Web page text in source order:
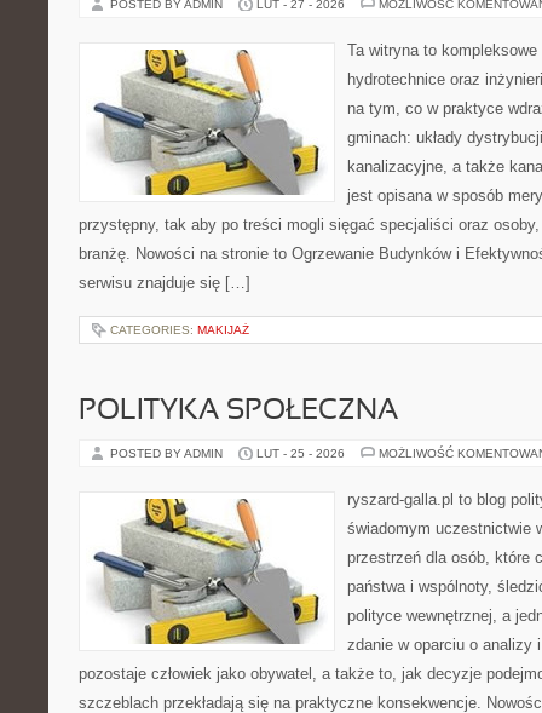
POSTED BY ADMIN LUT - 27 - 2026 MOŻLIWOŚĆ
Ta witryna to
hydrotechnice oraz
na tym, co w praktyce
gminach: układy
kanalizacyjne, a także
jest opisana w sposób
przystępny, tak aby po treści mogli sięgać specjaliści oraz
branżę. Nowości na stronie to Ogrzewanie Budynków i
serwisu znajduje się […]
CATEGORIES: MAKIJAŻ
POLITYKA SPOŁECZNA
POSTED BY ADMIN LUT - 25 - 2026 MOŻLIWOŚĆ
ryszard-galla.pl to blog
świadomym uczestnictwie
przestrzeń dla osób, które
państwa i wspólnoty,
polityce wewnętrznej, a
zdanie w oparciu o analizy
pozostaje człowiek jako obywatel, a także to, jak decyzje
szczeblach przekładają się na praktyczne konsekwencje.